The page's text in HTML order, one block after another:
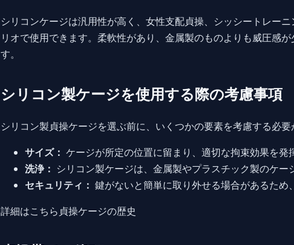
シリコンケージは汎用性が高く、女性支配貞操、シッシートレー
リオで使用できます。柔軟性があり、金属製のものよりも威圧感
す。
シリコン製ケージを使用する際の考慮事項
シリコン製貞操ケージを選ぶ前に、いくつかの要素を考慮する必要
サイズ： ケージが所定の位置に留まり、適切な拘束効果を発
洗浄： シリコン製ケージは、金属製やプラスチック製のケー
セキュリティ： 鍵がないと簡単に取り外せる場合があるため
詳細はこちら貞操ケージの歴史